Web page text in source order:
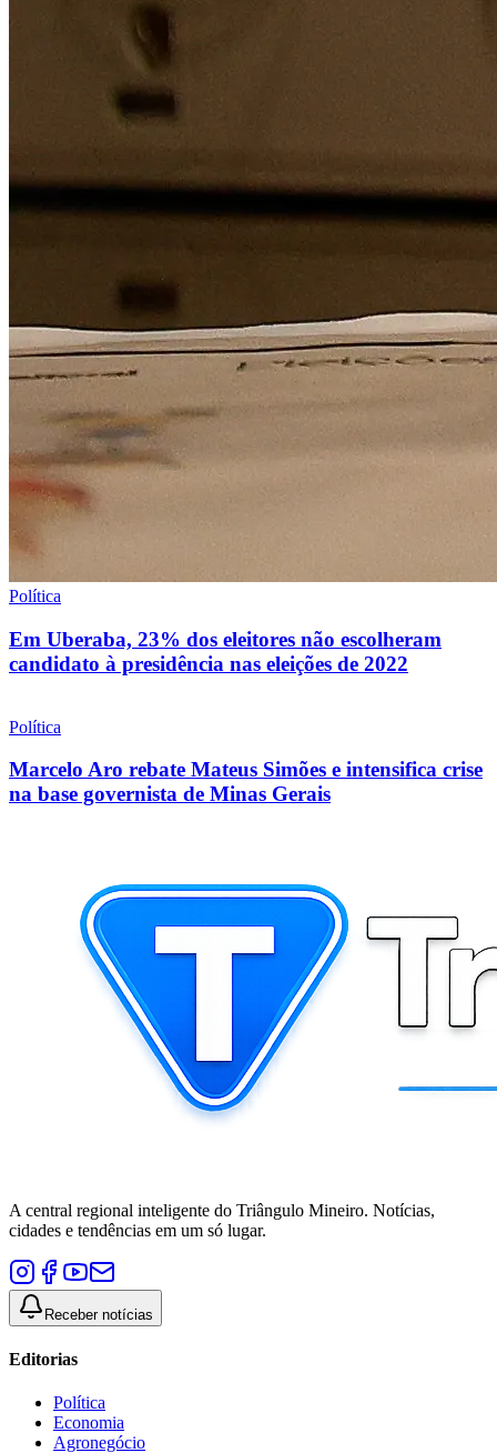
Política
Em Uberaba, 23% dos eleitores não escolheram
candidato à presidência nas eleições de 2022
Política
Marcelo Aro rebate Mateus Simões e intensifica crise
na base governista de Minas Gerais
A central regional inteligente do Triângulo Mineiro. Notícias,
cidades e tendências em um só lugar.
Receber notícias
Editorias
Política
Economia
Agronegócio